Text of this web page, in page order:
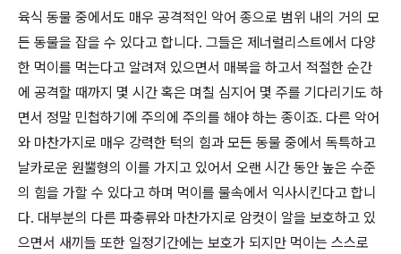
육식 동물 중에서도 매우 공격적인 악어 종으로 범위 내의 거의 모
든 동물을 잡을 수 있다고 합니다. 그들은 제너럴리스트에서 다양
한 먹이를 먹는다고 알려져 있으면서 매복을 하고서 적절한 순간
에 공격할 때까지 몇 시간 혹은 며칠 심지어 몇 주를 기다리기도 하
면서 정말 민첩하기에 주의에 주의를 해야 하는 종이죠. 다른 악어
와 마찬가지로 매우 강력한 턱의 힘과 모든 동물 중에서 독특하고
날카로운 원뿔형의 이를 가지고 있어서 오랜 시간 동안 높은 수준
의 힘을 가할 수 있다고 하며 먹이를 물속에서 익사시킨다고 합니
다. 대부분의 다른 파충류와 마찬가지로 암컷이 알을 보호하고 있
으면서 새끼들 또한 일정기간에는 보호가 되지만 먹이는 스스로